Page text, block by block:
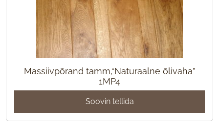
Massiivpõrand tamm,“Naturaalne õlivaha”
1MP4
Soovin tellida